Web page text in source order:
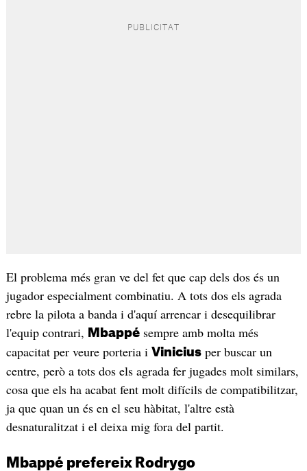
El problema més gran ve del fet que cap dels dos és un
jugador especialment combinatiu. A tots dos els agrada
rebre la pilota a banda i d'aquí arrencar i desequilibrar
l'equip contrari, Mbappésempre amb molta més
capacitat per veure porteria i Viniciusper buscar un
centre, però a tots dos els agrada fer jugades molt similars,
cosa que els ha acabat fent molt difícils de compatibilitzar,
ja que quan un és en el seu hàbitat, l'altre està
desnaturalitzat i el deixa mig fora del partit.
Mbappé prefereix Rodrygo